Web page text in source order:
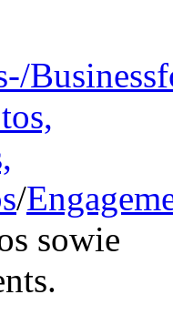
/
sowie